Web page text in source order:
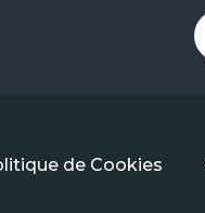
de Cookies